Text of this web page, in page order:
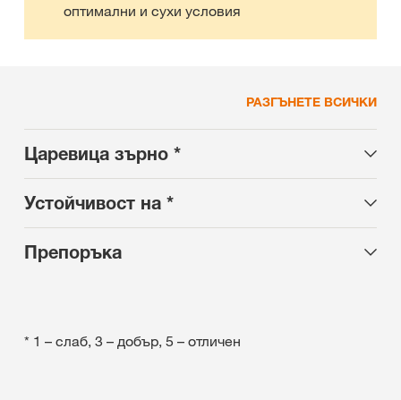
оптимални и сухи условия
РАЗГЪНЕТЕ ВСИЧКИ
Царевица зърно *
Устойчивост на *
Препоръка
* 1 – слаб, 3 – добър, 5 – отличен